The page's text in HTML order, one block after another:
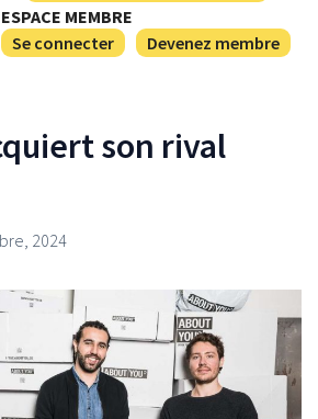
ESPACE MEMBRE
Se connecter
Devenez membre
son rival
2024